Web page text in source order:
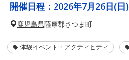
開催日程： 2026年7月26日(日)
鹿児島県薩摩郡さつま町
体験イベント・アクティビティ